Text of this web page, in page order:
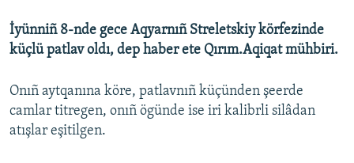
QOŞULIÑIZ!
RFE/RS bütün saytları
İyünniñ 8-nde gece Aqyarnıñ Streletskiy körfezinde
küçlü patlav oldı, dep haber ete Qırım.Aqiqat mühbiri.
Onıñ aytqanına köre, patlavnıñ küçünden şeerde
camlar titregen, onıñ ögünde ise iri kalibrli silâdan
atışlar eşitilgen.